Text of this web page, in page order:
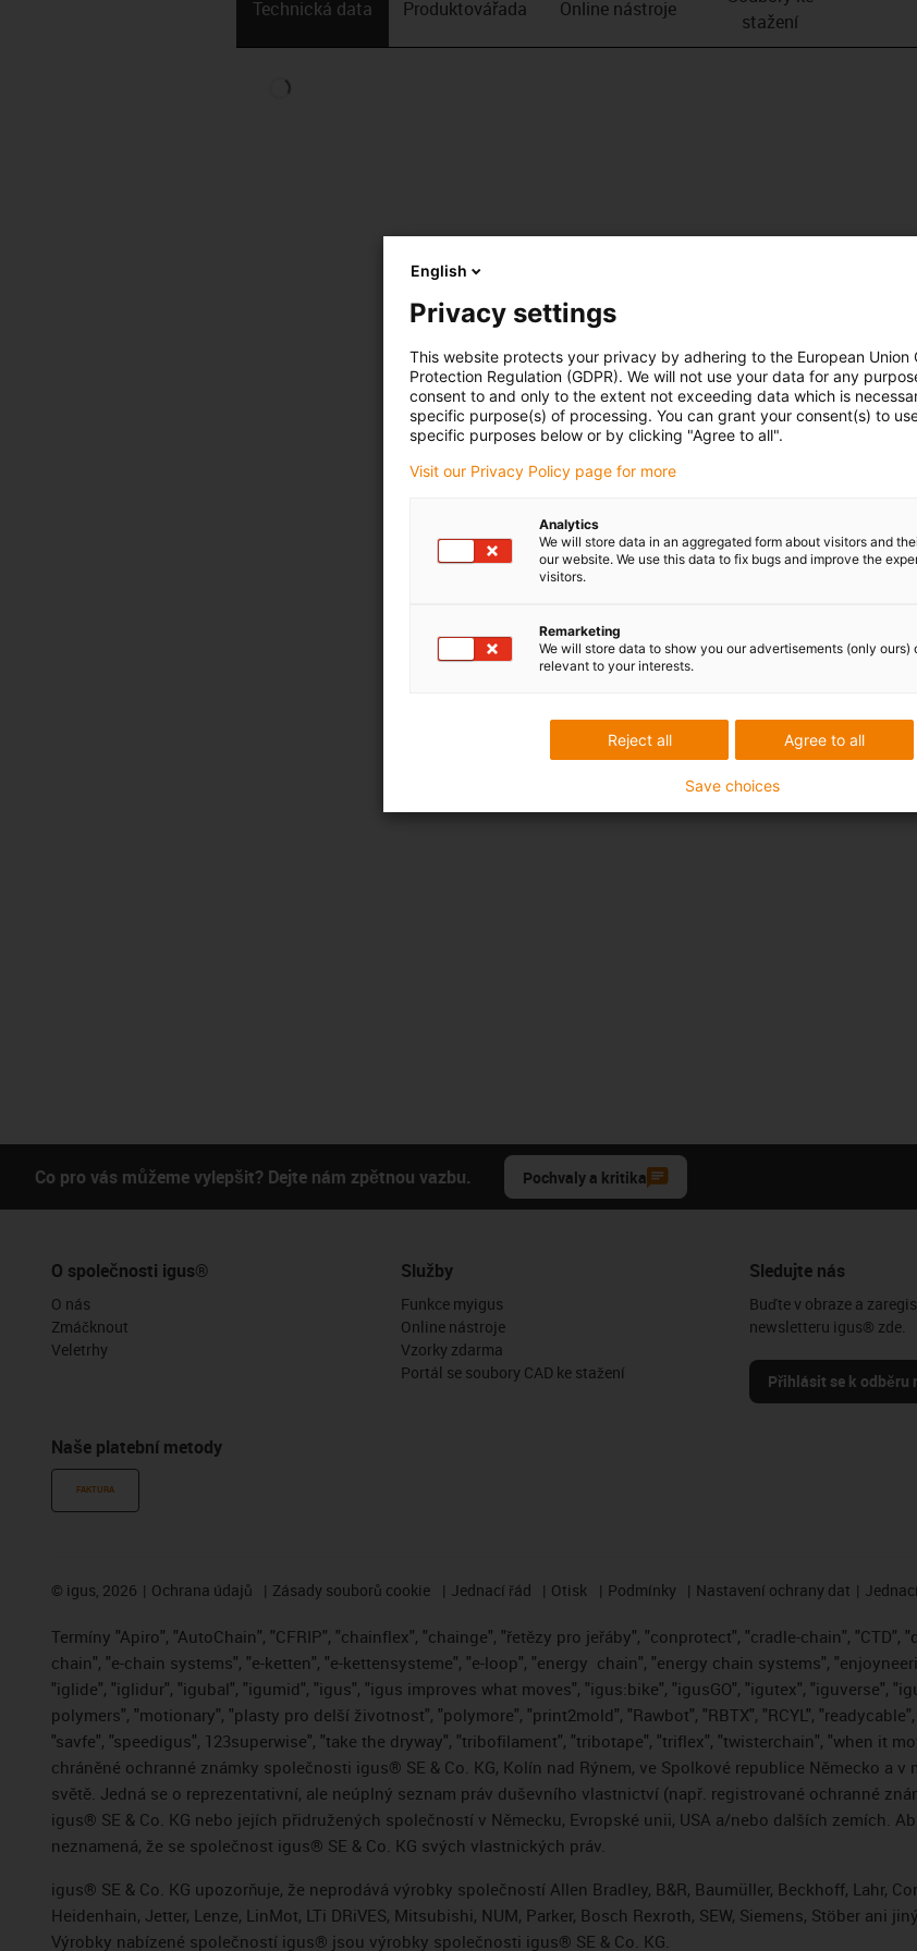
Technická data Produktová­řada Online nástroje
stažení
Co pro vás můžeme vylepšit? Dejte nám zpětnou vazbu. Pochvaly a kritika
O společnosti igus®
O nás
Zmáčknout
Veletrhy
Naše platební metody
FAKTURA
Služby
Funkce myigus
Online nástroje
Vzorky zdarma
Portál se soubory CAD ke stažení
Sledujte nás
Buďte v obraze a
newsletteru igus® zde.
Přihlásit se k odběru
© igus, 2026 Ochrana údajů Zásady souborů cookie Jednací řád Otisk Podmínky Nastavení ochrany dat
Termíny "Apiro", "AutoChain", "CFRIP", "chainflex", "chainge", "řetězy pro jeřáby", "conprotect", "cradle-chain", "CTD",
chain", "e-chain systems", "e-ketten", "e-kettensysteme", "e-loop", "energy chain", "energy chain systems",
"iglide", "iglidur", "igubal", "igumid", "igus", "igus improves what moves", "igus:bike", "igusGO", "igutex", "iguverse",
polymers", "motionary", "plasty pro delší životnost", "polymore", "print2mold", "Rawbot", "RBTX", "RCYL",
"savfe", "speedigus", 123superwise", "take the dryway", "tribofilament", "tribotape", "triflex", "twisterchain", "when it
chráněné ochranné známky společnosti igus® SE & Co. KG, Kolín nad Rýnem, ve Spolkové republice Německo a
světě. Jedná se o reprezentativní, ale neúplný seznam práv duševního vlastnictví (např. registrované ochranné
igus® SE & Co. KG nebo jejích přidružených společností v Německu, Evropské unii, USA a/nebo dalších zemích.
neznamená, že se společnost igus® SE & Co. KG svých vlastnických práv.
igus® SE & Co. KG upozorňuje, že neprodává výrobky společností Allen Bradley, B&R, Baumüller, Beckhoff, Lahr,
Heidenhain, Jetter, Lenze, LinMot, LTi DRiVES, Mitsubishi, NUM, Parker, Bosch Rexroth, SEW, Siemens, Stöber ani
Výrobky nabízené společností igus® jsou výrobky společnosti igus® SE & Co. KG.
English
Privacy settings
This website protects your privacy by adhering to the European Union
Protection Regulation (GDPR). We will not use your data for any
consent to and only to the extent not exceeding data which is
specific purpose(s) of processing. You can grant your consent(s) to
specific purposes below or by clicking "Agree to all".
Visit our Privacy Policy page for more
Analytics
We will store data in an aggregated form about visitors and
our website. We use this data to fix bugs and improve the
visitors.
Remarketing
We will store data to show you our advertisements (only ours)
relevant to your interests.
Agree to all
Reject all
Save choices